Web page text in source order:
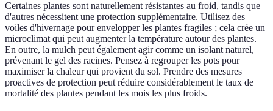
Certaines plantes sont naturellement résistantes au froid, tandis que
d'autres nécessitent une protection supplémentaire. Utilisez des
voiles d'hivernage pour envelopper les plantes fragiles ; cela crée un
microclimat qui peut augmenter la température autour des plantes.
En outre, la mulch peut également agir comme un isolant naturel,
prévenant le gel des racines. Pensez à regrouper les pots pour
maximiser la chaleur qui provient du sol. Prendre des mesures
proactives de protection peut réduire considérablement le taux de
mortalité des plantes pendant les mois les plus froids.